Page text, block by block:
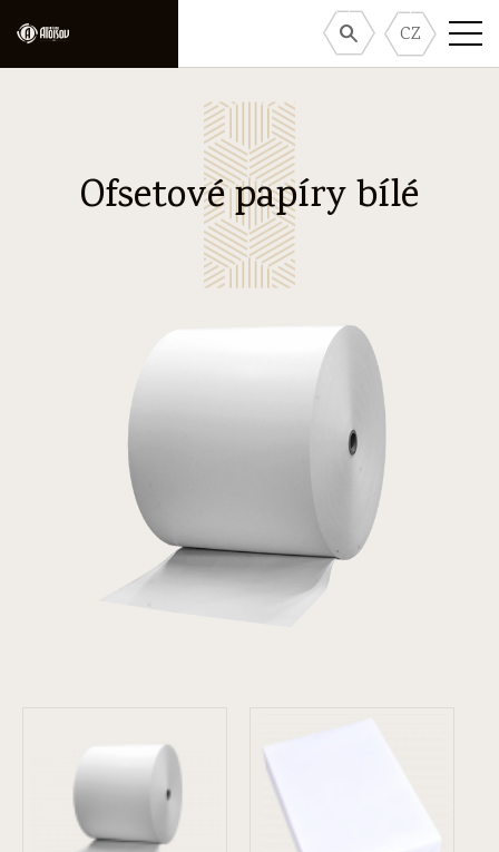
CZ
Ofsetové papíry bílé